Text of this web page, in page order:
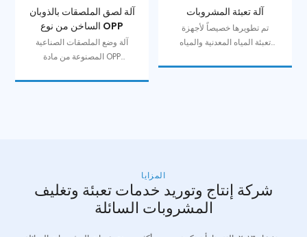
آلة لصق الملصقات بالذوبان
الساخن من نوع OPP
آلة وضع الملصقات الصناعية
المصنوعة من مادة OPP
ملصقات أوتوماتيكية وعالية
آلة تعبئة المشروبات
تم تطويرها خصيصاً لأجهزة
تعبئة المياه المعدنية والمياه
غير الغازية.
المزايا
شركة إنتاج وتوريد خدمات تعبئة وتغليف
المشروبات السائلة